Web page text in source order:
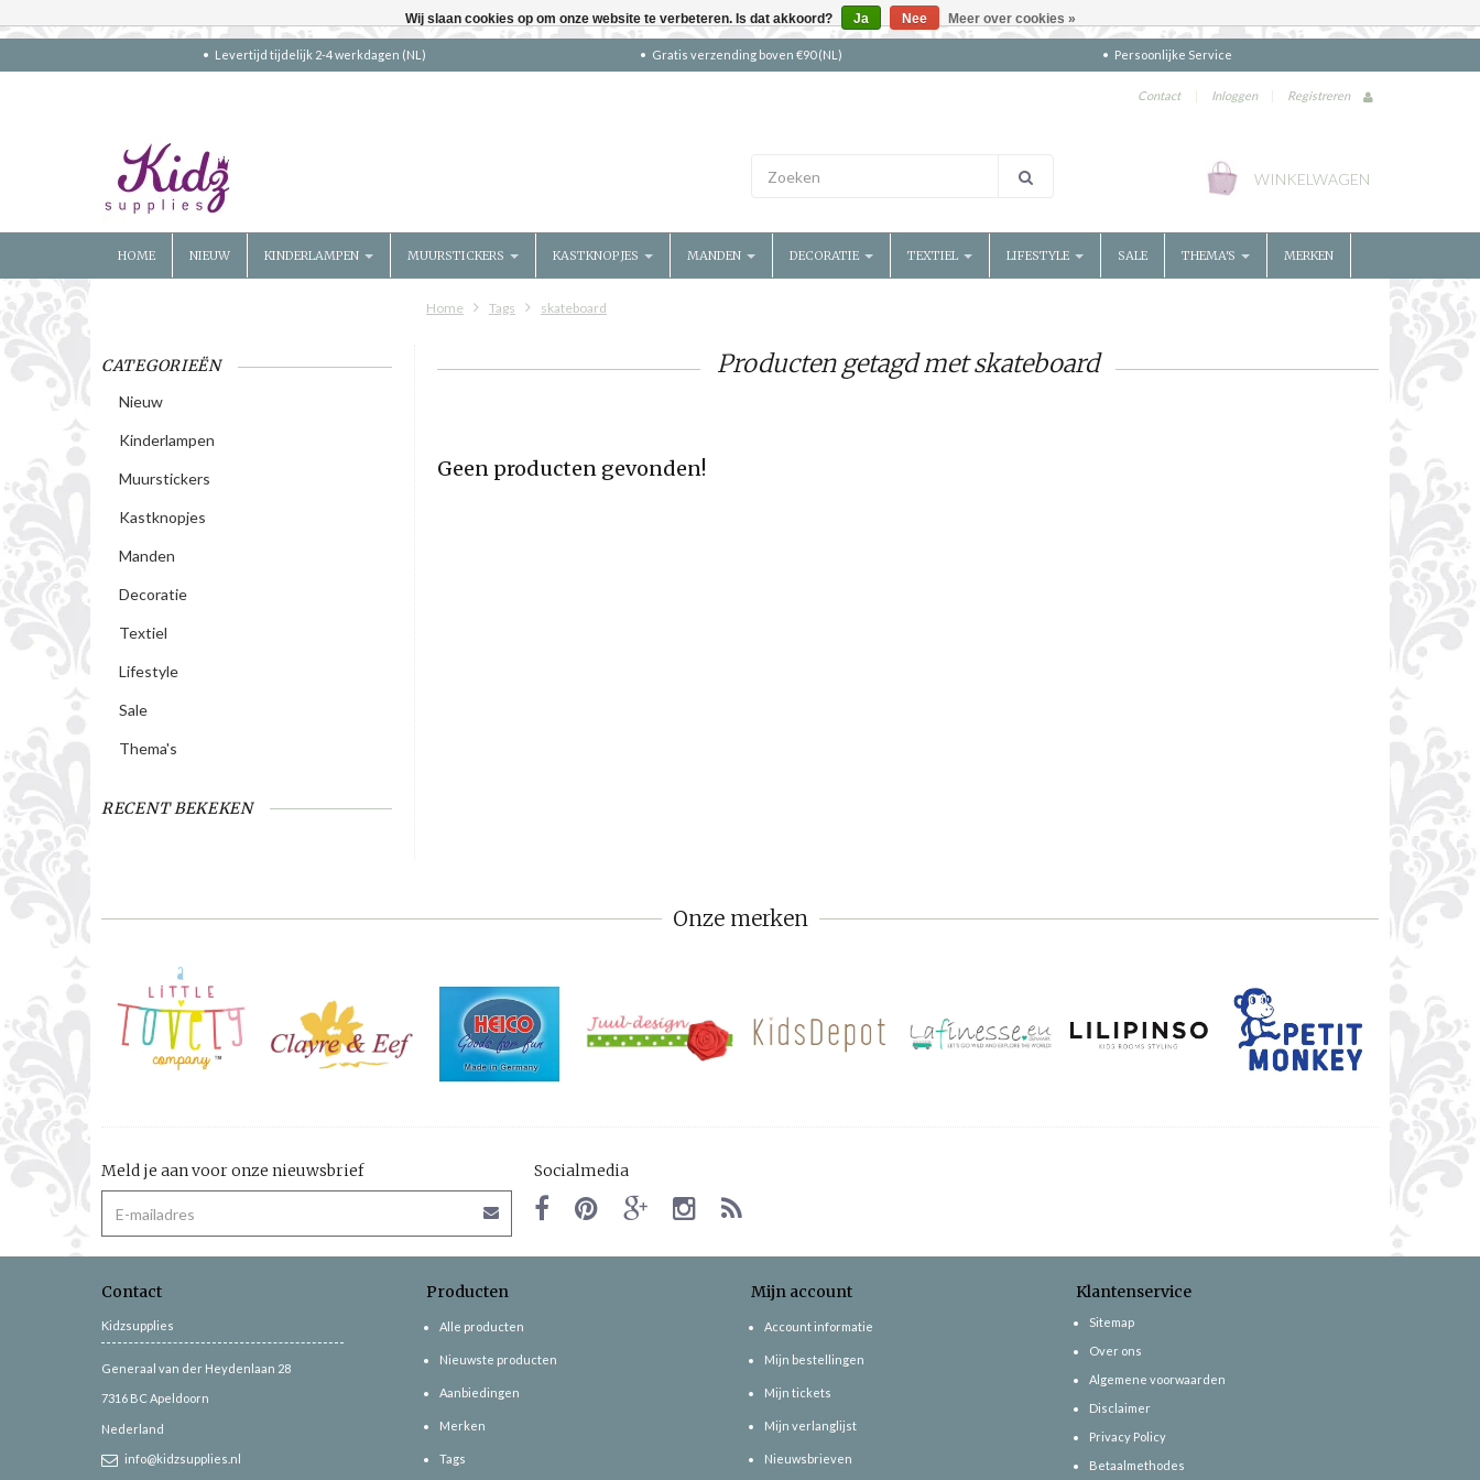
Levertijd tijdelijk 2-4 werkdagen (NL) Gratis verzending boven €90 (NL) Persoonlijke Service
Contact | Inloggen | Registreren
WINKELWAGEN
HOME NIEUW KINDERLAMPEN MUURSTICKERS KASTKNOPJES MANDEN DECORATIE TEXTIEL LIFESTYLE SALE THEMA'S MERKEN
Home Tags skateboard
CATEGORIEËN
Nieuw
Kinderlampen
Muurstickers
Kastknopjes
Manden
Decoratie
Textiel
Lifestyle
Sale
Thema's
RECENT BEKEKEN
Producten getagd met skateboard
Geen producten gevonden!
Onze merken
Meld je aan voor onze nieuwsbrief Socialmedia
Contact
Kidzsupplies
Generaal van der Heydenlaan 28
7316 BC Apeldoorn
Nederland
info@kidzsupplies.nl
Producten
Alle producten
Nieuwste producten
Aanbiedingen
Merken
Tags
Mijn account
Account informatie
Mijn bestellingen
Mijn tickets
Mijn verlanglijst
Nieuwsbrieven
Klantenservice
Sitemap
Over ons
Algemene voorwaarden
Disclaimer
Privacy Policy
Betaalmethodes
Wij slaan cookies op om onze website te verbeteren. Is dat akkoord? Ja Nee Meer over cookies »